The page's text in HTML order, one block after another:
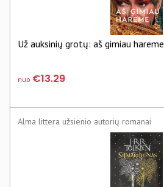
Už auksinių grotų: aš gimiau hareme
nuo €13.29
Alma littera užsienio autorių romanai